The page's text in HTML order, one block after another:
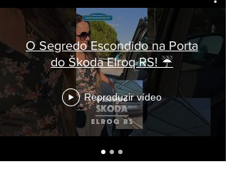
O Segredo Escondido na Porta
do Škoda Elroq RS! ☔
Reproduzir vídeo